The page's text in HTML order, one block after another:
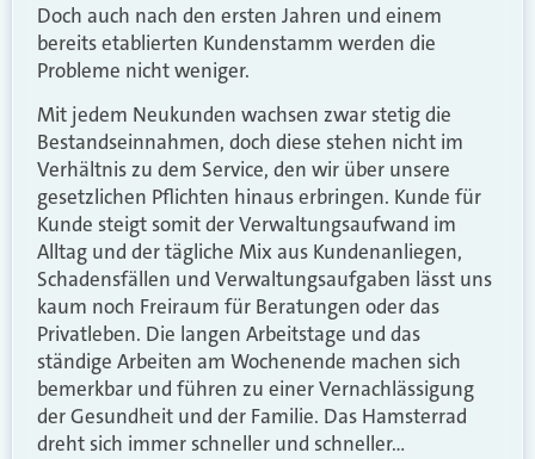
Doch auch nach den ersten Jahren und einem
bereits etablierten Kundenstamm werden die
Probleme nicht weniger.
Mit jedem Neukunden wachsen zwar stetigdie
Bestandseinnahmen, doch diese stehen nicht im
Verhältnis zu dem Service, den wir über unsere
gesetzlichen Pflichten hinauserbringen. Kunde für
Kunde steigt somitderVerwaltungsaufwand im
Alltag und der tägliche Mix aus Kundenanliegen,
Schadensfällen und Verwaltungsaufgaben lässt uns
kaum noch Freiraum für Beratungen oderdas
Privatleben. Die langen Arbeitstage und das
ständige Arbeiten am Wochenende machen sich
bemerkbar und führen zu einer Vernachlässigung
derGesundheit und der Familie. Das Hamsterrad
dreht sich immer schneller und schneller…